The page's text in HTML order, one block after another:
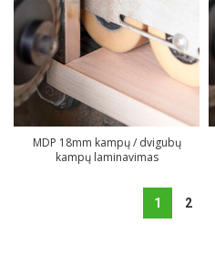
MDP 18mm kampų / dvigubų
kampų laminavimas
1 2